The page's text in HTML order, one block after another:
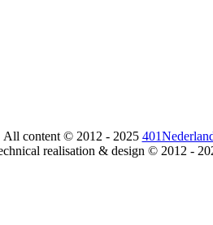
All content © 2012 - 2025
realisation & design © 2012 -